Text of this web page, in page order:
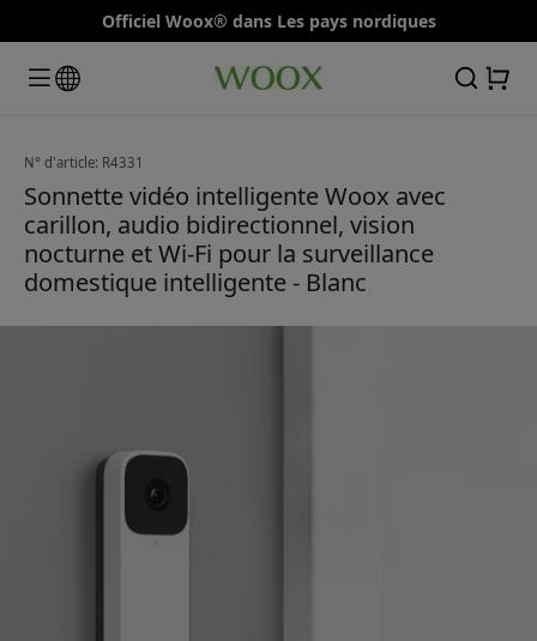
Officiel Woox® dans Les pays nordiques
N° d'article: R4331
Sonnette vidéo intelligente Woox avec
carillon, audio bidirectionnel, vision
nocturne et Wi-Fi pour la surveillance
domestique intelligente - Blanc